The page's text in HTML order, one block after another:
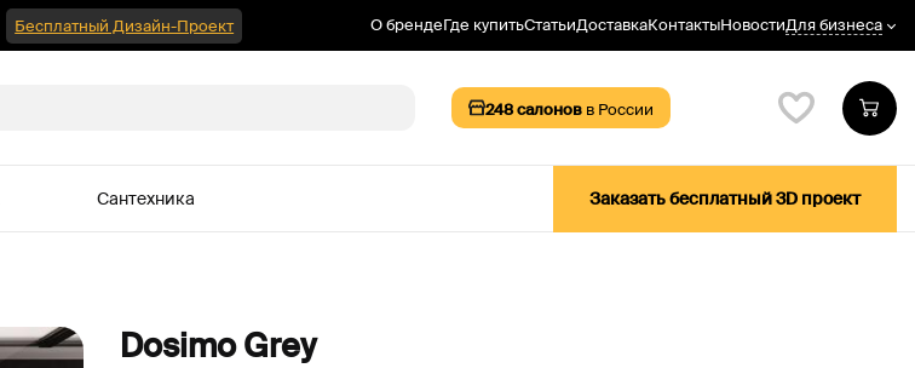
Бесплатный Дизайн-Проект О брендеГде купитьСтатьиДоставкаКонтактыНовостиДля бизнеса
248салонов в России
Сантехника Заказать бесплатный 3D проект
Dosimo Grey